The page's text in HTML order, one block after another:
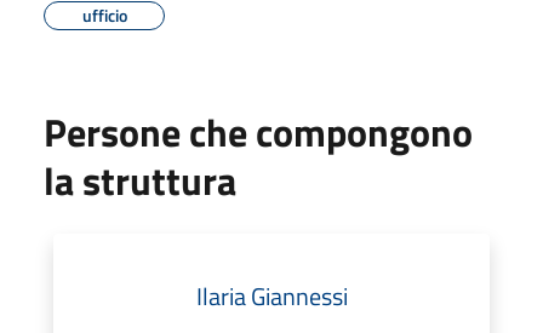
ufficio
Persone che compongono
la struttura
Ilaria Giannessi